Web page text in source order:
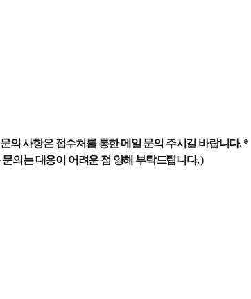
의 사항은 접수처를 통한 메일 문의 주시길 바랍니다. *
의는 대응이 어려운 점 양해 부탁드립니다. )